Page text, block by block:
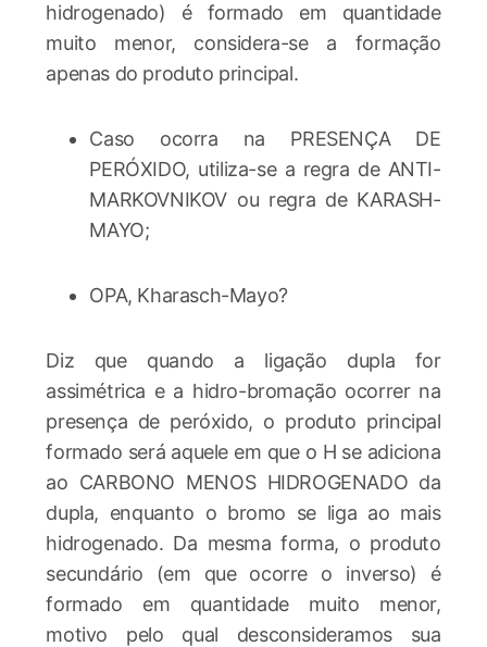
hidrogenado) é formado em quantidade
muito menor, considera-se a formação
apenas do produto principal.
Caso ocorra na PRESENÇA DE
PERÓXIDO, utiliza-se a regra de ANTI-
MARKOVNIKOV ou regra de KARASH-
MAYO;
OPA, Kharasch-Mayo?
Diz que quando a ligação dupla for
assimétrica e a hidro-bromação ocorrer na
presença de peróxido, o produto principal
formado será aquele em que o H se adiciona
ao CARBONO MENOS HIDROGENADO da
dupla, enquanto o bromo se liga ao mais
hidrogenado. Da mesma forma, o produto
secundário (em que ocorre o inverso) é
formado em quantidade muito menor,
motivo pelo qual desconsideramos sua